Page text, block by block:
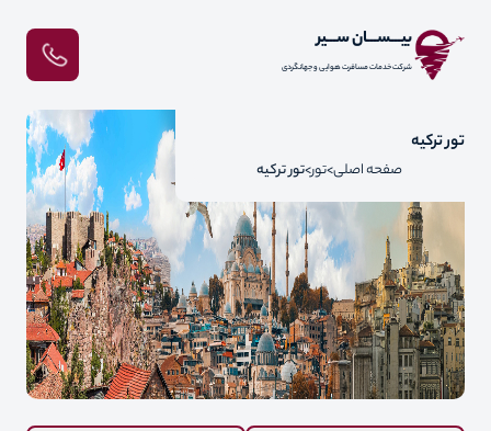
بیـــســـان ســـیر
شرکت خدمات مسافرت هوایی و جهانگردی
تور ترکیه
صفحه اصلی تور تور ترکیه